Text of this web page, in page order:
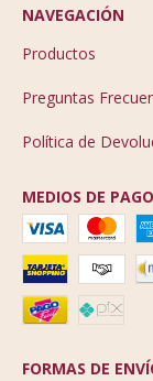
NAVEGACIÓN
Productos
Preguntas
Política de
MEDIOS DE PAGO
FORMAS DE